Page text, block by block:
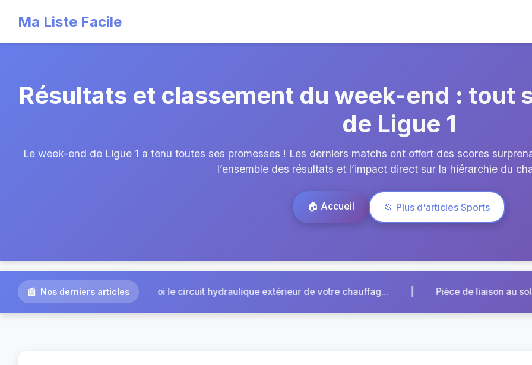
Ma Liste Facile
Résultats et classement du week-end : tout
de Ligue 1
Le week-end de Ligue 1 a tenu toutes ses promesses ! Les derniers matchs ont offert des scores
l’ensemble des résultats et l’impact direct sur la hiérarchie du
🏠 Accueil 📂 Plus d'articles Sports
Nos derniers articles
extérieur de votre chauffag... | Pièce de liaison au sol cassée : quels symptômes au volan... |